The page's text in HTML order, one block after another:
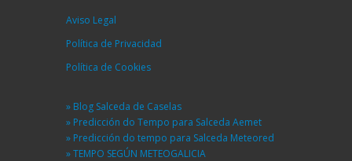
Aviso Legal
Política de Privacidad
Política de Cookies
» Blog Salceda de Caselas
» Predicción do Tempo para Salceda Aemet
» Predicción do tempo para Salceda Meteored
» TEMPO SEGÚN METEOGALICIA